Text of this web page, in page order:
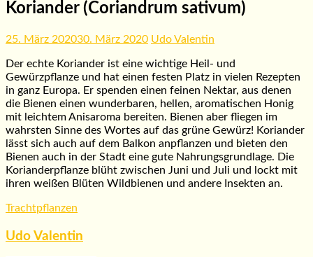
Koriander (Coriandrum sativum)
25. März 202030. März 2020 Udo Valentin
Der echte Koriander ist eine wichtige Heil- und
Gewürzpflanze und hat einen festen Platz in vielen Rezepten
in ganz Europa. Er spenden einen feinen Nektar, aus denen
die Bienen einen wunderbaren, hellen, aromatischen Honig
mit leichtem Anisaroma bereiten. Bienen aber fliegen im
wahrsten Sinne des Wortes auf das grüne Gewürz! Koriander
lässt sich auch auf dem Balkon anpflanzen und bieten den
Bienen auch in der Stadt eine gute Nahrungsgrundlage. Die
Korianderpflanze blüht zwischen Juni und Juli und lockt mit
ihren weißen Blüten Wildbienen und andere Insekten an.
Trachtpflanzen
Udo Valentin